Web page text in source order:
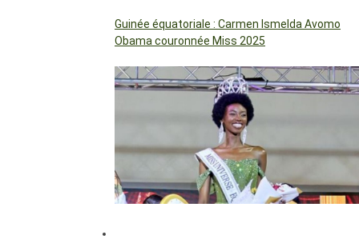
Guinée équatoriale : Carmen Ismelda Avomo
Obama couronnée Miss 2025